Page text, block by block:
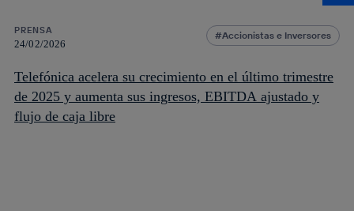
PRENSA
24/02/2026
Accionistas e Inversores
Telefónica acelera su crecimiento en el último trimestre
de 2025 y aumenta sus ingresos, EBITDA ajustado y
flujo de caja libre